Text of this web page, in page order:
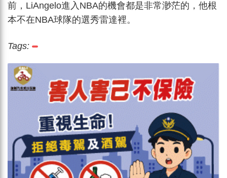
前，LiAngelo進入NBA的機會都是非常渺茫的，他根
本不在NBA球隊的選秀雷達裡。
Tags: